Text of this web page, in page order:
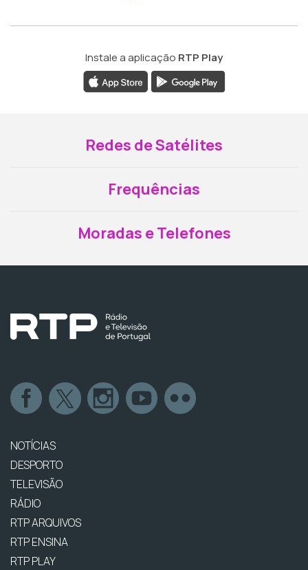
Instale a aplicação RTP Play
Redes de Satélites
Frequências
Moradas e Telefones
NOTÍCIAS
DESPORTO
TELEVISÃO
RÁDIO
RTP ARQUIVOS
RTP ENSINA
RTP PLAY